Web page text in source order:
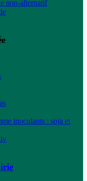
non-alternatif
inoculants : soja et